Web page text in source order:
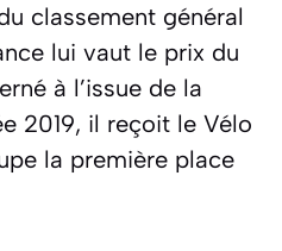
classement général
lui vaut le prix du
à l’issue de la
2019, il reçoit le Vélo
la première place